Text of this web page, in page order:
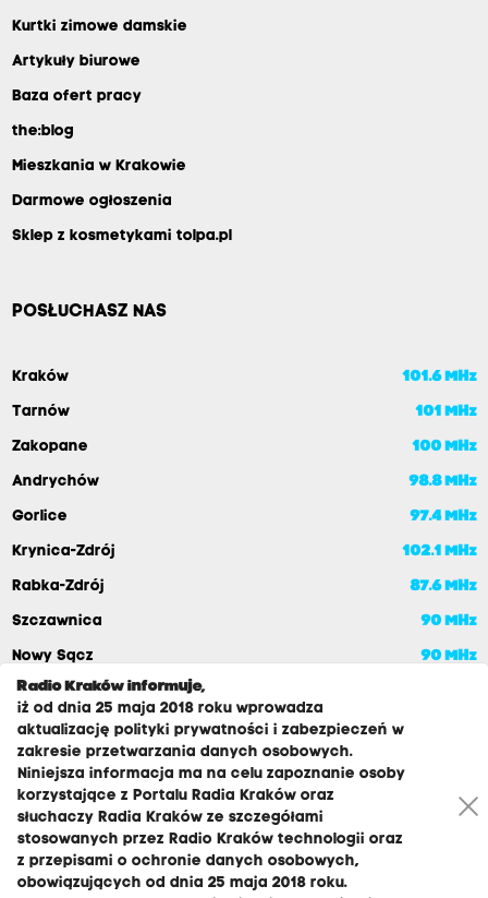
Kurtki zimowe damskie
Artykuły biurowe
Baza ofert pracy
the:blog
Mieszkania w Krakowie
Darmowe ogłoszenia
Sklep z kosmetykami tolpa.pl
POSŁUCHASZ NAS
Kraków 101.6 MHz
Tarnów 101 MHz
Zakopane 100 MHz
Andrychów 98.8 MHz
Gorlice 97.4 MHz
Krynica-Zdrój 102.1 MHz
Rabka-Zdrój 87.6 MHz
Szczawnica 90 MHz
Nowy Sącz 90 MHz
RADIO KRAKÓW SA. Aleja Juliusza Słowackiego 22, 30-007
Kraków
Radio Kraków informuje,
iż od dnia 25 maja 2018 roku wprowadza
aktualizację polityki prywatności i zabezpieczeń w
zakresie przetwarzania danych osobowych.
Niniejsza informacja ma na celu zapoznanie osoby
korzystające z Portalu Radia Kraków oraz
słuchaczy Radia Kraków ze szczegółami
stosowanych przez Radio Kraków technologii oraz
z przepisami o ochronie danych osobowych,
obowiązujących od dnia 25 maja 2018 roku.